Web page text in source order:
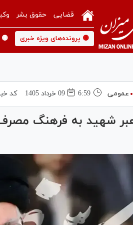
قضایی حقوق بشر
🟡 پرونده‌های ویژه خبری
عمومی 6:59 09 خرداد 1405 کد
شهید به فرهنگ